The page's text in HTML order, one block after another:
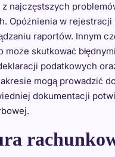
najczęstszych
Opóźnienia w
raportów. Innym
skutkować
podatkowych
mogą prowadzić
dokumentacji